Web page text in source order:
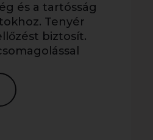
és a tartósság
Tenyér
biztosít.